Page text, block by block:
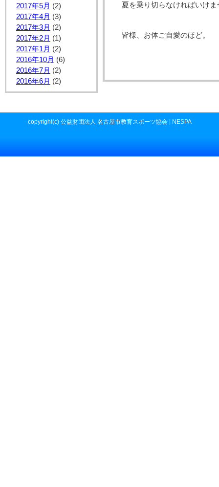
2017年5月 (2)
2017年4月 (3)
2017年3月 (2)
2017年2月 (1)
2017年1月 (2)
2016年10月 (6)
2016年7月 (2)
2016年6月 (2)
夏を乗り切らなければいけま
皆様、お体ご自愛のほど。
copyright(c) 公益財団法人 名古屋市教育スポーツ協会 | NESPA